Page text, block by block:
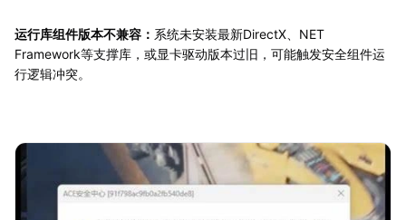
运行库组件版本不兼容： 系统未安装最新DirectX、NET
Framework等支撑库，或显卡驱动版本过旧，可能触发安全组件运
行逻辑冲突。